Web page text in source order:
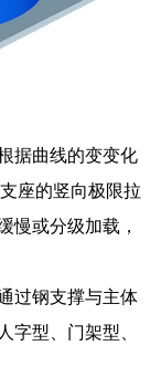
据曲线的变变化
座的竖向极限拉
慢或分级加载，
过钢支撑与主体
字型、门架型、